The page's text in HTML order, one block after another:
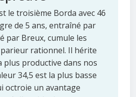
le troisième Borda avec 46
de 5 ans, entraîné par
par Breux, cumule les
rationnel. Il hérite
plus productive dans nos
34,5 est la plus basse
octroie un avantage